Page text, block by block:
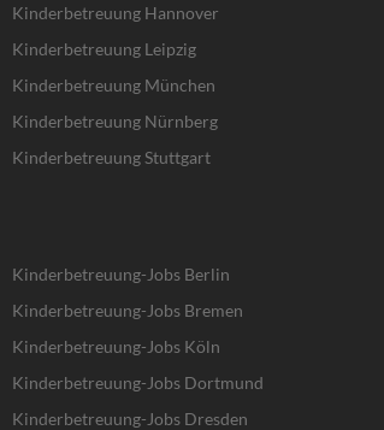
Kinderbetreuung Hannover
Kinderbetreuung Leipzig
Kinderbetreuung München
Kinderbetreuung Nürnberg
Kinderbetreuung Stuttgart
Kinderbetreuung-Jobs Berlin
Kinderbetreuung-Jobs Bremen
Kinderbetreuung-Jobs Köln
Kinderbetreuung-Jobs Dortmund
Kinderbetreuung-Jobs Dresden